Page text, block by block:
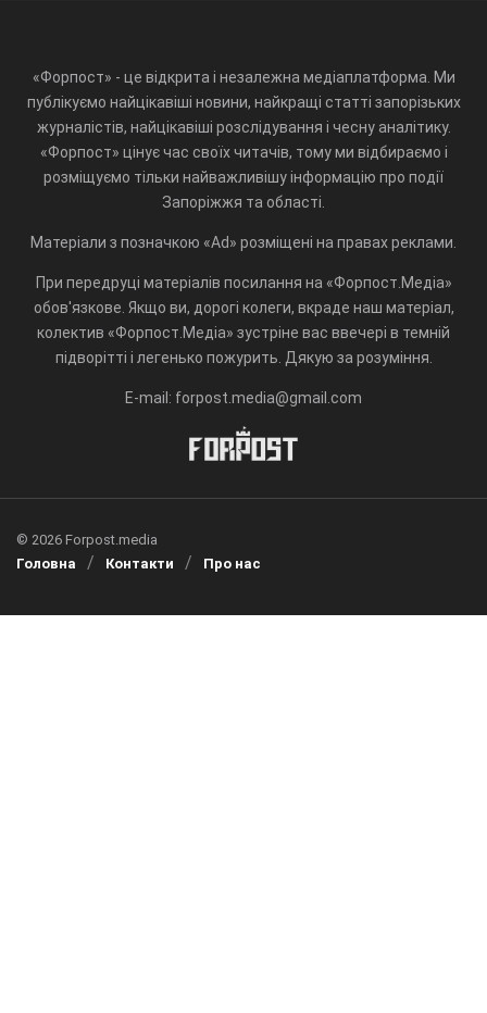
«Форпост» - це відкрита і незалежна медіаплатформа. Ми
публікуємо найцікавіші новини, найкращі статті запорізьких
журналістів, найцікавіші розслідування і чесну аналітику.
«Форпост» цінує час своїх читачів, тому ми відбираємо і
розміщуємо тільки найважливішу інформацію про події
Запоріжжя та області.
Матеріали з позначкою «Ad» розміщені на правах реклами.
При передруці матеріалів посилання на «Форпост.Медіа»
обов'язкове. Якщо ви, дорогі колеги, вкраде наш матеріал,
колектив «Форпост.Медіа» зустріне вас ввечері в темній
підворітті і легенько пожурить. Дякую за розуміння.
E-mail: forpost.media@gmail.com
© 2026 Forpost.media
Головна
Контакти Про нас